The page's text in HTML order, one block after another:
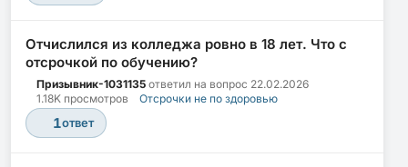
Отчислился из колледжа ровно в 18 лет. Что с
отсрочкой по обучению?
Призывник-1031135 ответил на вопрос 22.02.2026
1.18K просмотров
Отсрочки не по здоровью
1ответ